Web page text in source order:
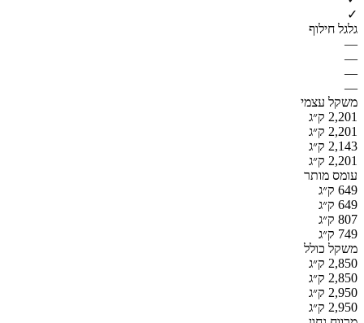
✓
גלגל חילוף
—
—
—
—
משקל עצמי
2,201 ק״ג
2,201 ק״ג
2,143 ק״ג
2,201 ק״ג
עומס מותר
649 ק״ג
649 ק״ג
807 ק״ג
749 ק״ג
משקל כולל
2,850 ק״ג
2,850 ק״ג
2,950 ק״ג
2,950 ק״ג